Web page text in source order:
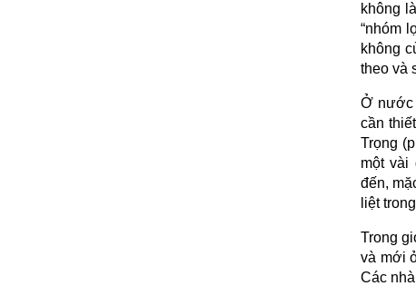
không
“nhóm
không
theo và
Ở nước
cần
Trọng
một vài
đến,
liệt
Trong
và mới
Các